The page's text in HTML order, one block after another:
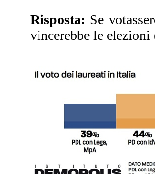
Risposta: Se
vincerebbe le